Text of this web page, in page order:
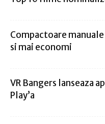
Compactoare
si mai economi
VR Bangers lanseaza
Play’a